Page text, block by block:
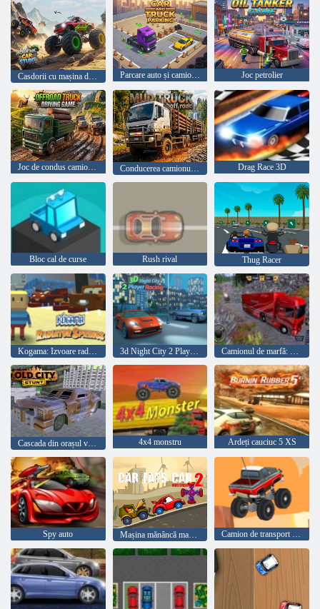
Parcare auto și camioane Joc petrolier
Joc de condus camion offroad Drag Race 3D
Bloc cal de curse Rush rival Thug Racer
Kogama: Izvoare radiatoare 3d Night City 2 Player Racing Camionul de marfă: Euro American Tour
4x4 monstru Ardeți cauciuc 5 XS
Spy auto Mașina mănâncă mașina 2 Camion de transport fără sfârșit